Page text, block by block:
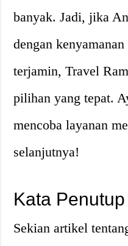
banyak. Jadi, jika
dengan
terjamin, Travel
pilihan yang tepat.
mencoba layanan
selanjutnya!
Kata Penutup
Sekian artikel